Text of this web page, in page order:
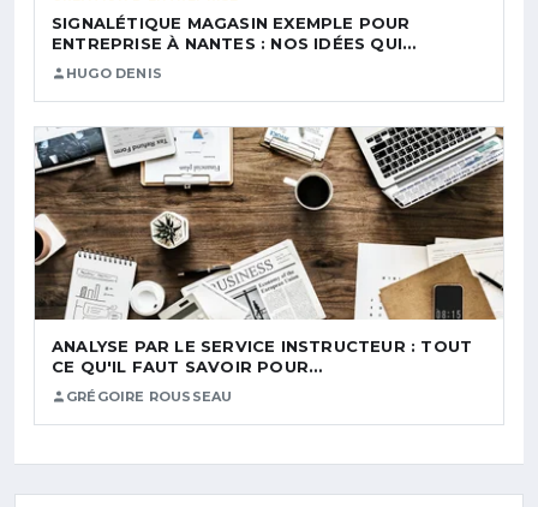
SIGNALÉTIQUE MAGASIN EXEMPLE POUR
ENTREPRISE À NANTES : NOS IDÉES QUI…
HUGO DENIS
ANALYSE PAR LE SERVICE INSTRUCTEUR : TOUT
CE QU'IL FAUT SAVOIR POUR…
GRÉGOIRE ROUSSEAU